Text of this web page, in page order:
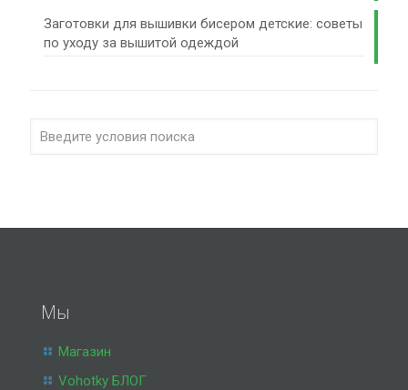
Заготовки для вышивки бисером детские: советы
по уходу за вышитой одеждой
Мы
Магазин
Vohotky БЛОГ